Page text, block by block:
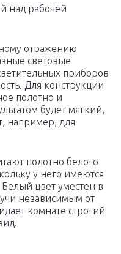
над рабочей
отражению
световые
приборов
Для конструкции
полотно и
будет мягкий,
например, для
полотно белого
у него имеются
цвет уместен в
независимым от
комнате строгий